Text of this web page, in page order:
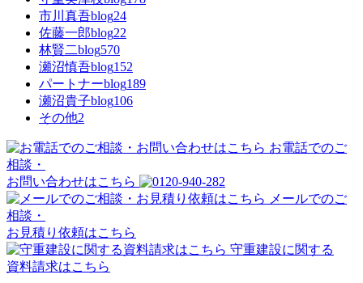
市川真吾blog24
佐藤一郎blog22
林賢二blog570
瀬沼慎吾blog152
パートナーblog189
瀬沼貴子blog106
その他2
お電話でのご
相談・
お問い合わせはこちら
メールでのご
相談・
お見積り依頼はこちら
守重建設に関する
資料請求はこちら